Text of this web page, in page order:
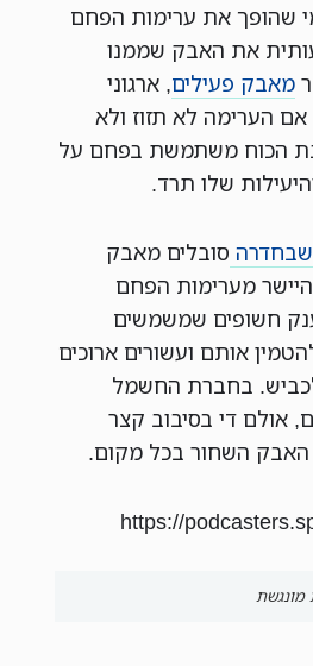
שהופך את ערימות הפחם
את האבק שממנו
מאבק פעילים, ארגוני
אם הערימה לא תזוז ולא
הכוח משתמשת בפחם על
שלו תרד.
שבחדרה סובלים מאבק
מערימות הפחם
חשופים שמשמשים
אותם ועשורים ארוכים
בחברת החשמל
אולם די בסיבוב קצר
האבק השחור בכל מקום.
https://
מונגשת